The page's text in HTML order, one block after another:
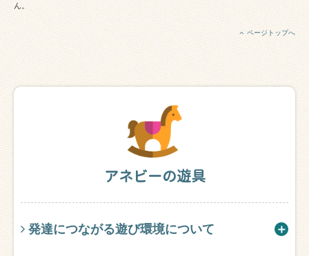
ん。
ページトップへ
アネビーの遊具
発達につながる遊び環境について